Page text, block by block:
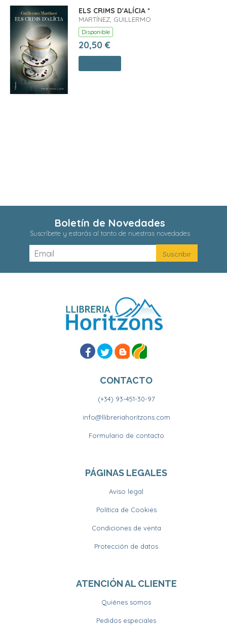
ELS CRIMS D'ALÍCIA *
MARTÍNEZ, GUILLERMO
Disponible
20,50 €
Boletín de Novedades
Suscríbete y estarás al tanto de nuestras novedades
CONTACTO
(+34) 93-451-30-97
info@llibreriahoritzons.com
Formulario de contacto
PÁGINAS LEGALES
Aviso legal
Política de Cookies
Condiciones de venta
Protección de datos
ATENCIÓN AL CLIENTE
Quiénes somos
Pedidos especiales